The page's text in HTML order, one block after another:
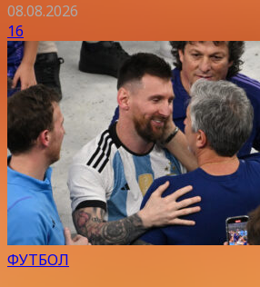
08.08.2026
16
ФУТБОЛ